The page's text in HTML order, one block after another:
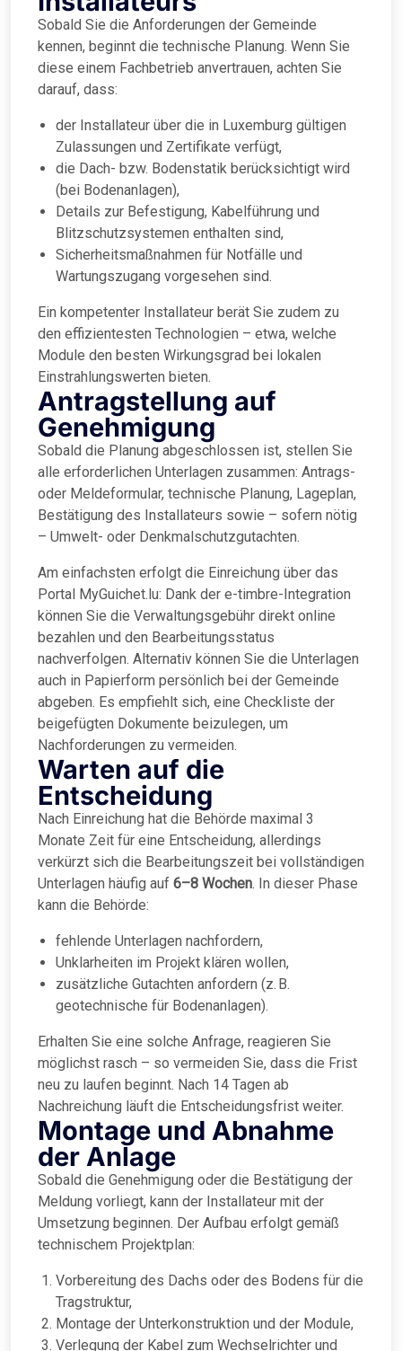
Sobald Sie die Anforderungen der Gemeinde
kennen, beginnt die technische Planung. Wenn Sie
diese einem Fachbetrieb anvertrauen, achten Sie
darauf, dass:
der Installateur über die in Luxemburg gültigen
Zulassungen und Zertifikate verfügt,
die Dach- bzw. Bodenstatik berücksichtigt wird
(bei Bodenanlagen),
Details zur Befestigung, Kabelführung und
Blitzschutzsystemen enthalten sind,
Sicherheitsmaßnahmen für Notfälle und
Wartungszugang vorgesehen sind.
Ein kompetenter Installateur berät Sie zudem zu
den effizientesten Technologien – etwa, welche
Module den besten Wirkungsgrad bei lokalen
Einstrahlungswerten bieten.
Antragstellung auf
Genehmigung
Sobald die Planung abgeschlossen ist, stellen Sie
alle erforderlichen Unterlagen zusammen: Antrags-
oder Meldeformular, technische Planung, Lageplan,
Bestätigung des Installateurs sowie – sofern nötig
– Umwelt- oder Denkmalschutzgutachten.
Am einfachsten erfolgt die Einreichung über das
Portal MyGuichet.lu: Dank der e-timbre-Integration
können Sie die Verwaltungsgebühr direkt online
bezahlen und den Bearbeitungsstatus
nachverfolgen. Alternativ können Sie die Unterlagen
auch in Papierform persönlich bei der Gemeinde
abgeben. Es empfiehlt sich, eine Checkliste der
beigefügten Dokumente beizulegen, um
Nachforderungen zu vermeiden.
Warten auf die
Entscheidung
Nach Einreichung hat die Behörde maximal 3
Monate Zeit für eine Entscheidung, allerdings
verkürzt sich die Bearbeitungszeit bei vollständigen
Unterlagen häufig auf 6–8 Wochen. In dieser Phase
kann die Behörde:
fehlende Unterlagen nachfordern,
Unklarheiten im Projekt klären wollen,
zusätzliche Gutachten anfordern (z. B.
geotechnische für Bodenanlagen).
Erhalten Sie eine solche Anfrage, reagieren Sie
möglichst rasch – so vermeiden Sie, dass die Frist
neu zu laufen beginnt. Nach 14 Tagen ab
Nachreichung läuft die Entscheidungsfrist weiter.
Montage und Abnahme
der Anlage
Sobald die Genehmigung oder die Bestätigung der
Meldung vorliegt, kann der Installateur mit der
Umsetzung beginnen. Der Aufbau erfolgt gemäß
technischem Projektplan:
Vorbereitung des Dachs oder des Bodens für die
Tragstruktur,
Montage der Unterkonstruktion und der Module,
Verlegung der Kabel zum Wechselrichter und